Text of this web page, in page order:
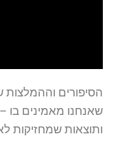
הסיפורים
שאנחנו מאמינים בו
ותוצאות שמחזיקות